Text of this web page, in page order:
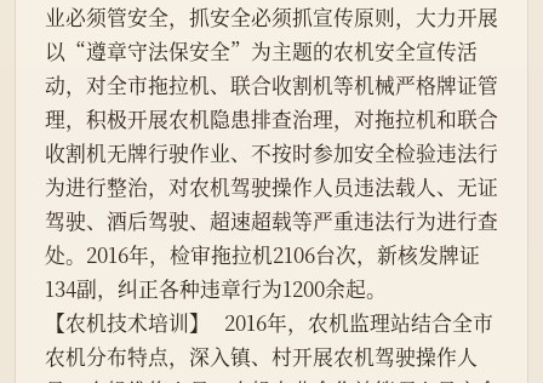
业必须管安全，抓安全必须抓宣传原则，大力开展
以“遵章守法保安全”为主题的农机安全宣传活
动，对全市拖拉机、联合收割机等机械严格牌证管
理，积极开展农机隐患排查治理，对拖拉机和联合
收割机无牌行驶作业、不按时参加安全检验违法行
为进行整治，对农机驾驶操作人员违法载人、无证
驾驶、酒后驾驶、超速超载等严重违法行为进行查
处。2016年，检审拖拉机2106台次，新核发牌证
134副，纠正各种违章行为1200余起。
【农机技术培训】   2016年，农机监理站结合全市
农机分布特点，深入镇、村开展农机驾驶操作人